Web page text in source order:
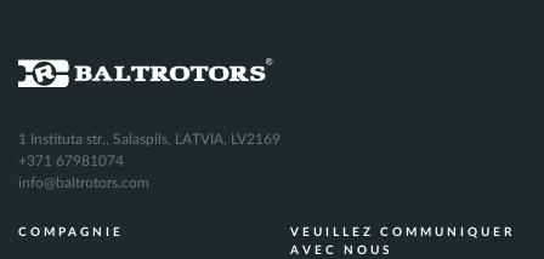
1 Instituta str., Salaspils, LATVIA, LV2169
+371 67981074
info@baltrotors.com
COMPAGNIE
VEUILLEZ COMMUNIQUER
AVEC NOUS